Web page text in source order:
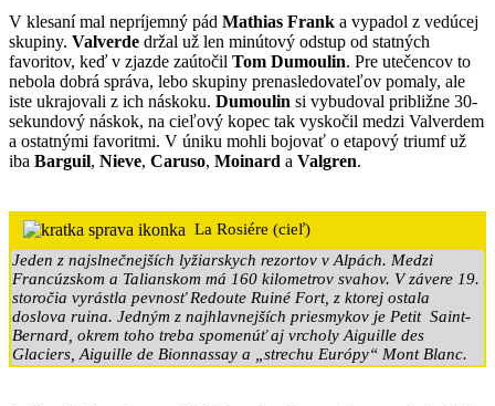
V klesaní mal nepríjemný pád Mathias Frank a vypadol z vedúcej
skupiny. Valverde držal už len minútový odstup od statných
favoritov, keď v zjazde zaútočil Tom Dumoulin. Pre utečencov to
nebola dobrá správa, lebo skupiny prenasledovateľov pomaly, ale
iste ukrajovali z ich náskoku. Dumoulin si vybudoval približne 30-
sekundový náskok, na cieľový kopec tak vyskočil medzi Valverdem
a ostatnými favoritmi. V úniku mohli bojovať o etapový triumf už
iba Barguil, Nieve, Caruso, Moinard a Valgren.
La Rosiére (cieľ)
Jeden z najslnečnejších lyžiarskych rezortov v Alpách. Medzi
Francúzskom a Talianskom má 160 kilometrov svahov. V závere 19.
storočia vyrástla pevnosť Redoute Ruiné Fort, z ktorej ostala
doslova ruina. Jedným z najhlavnejších priesmykov je Petit Saint-
Bernard, okrem toho treba spomenúť aj vrcholy Aiguille des
Glaciers, Aiguille de Bionnassay a „strechu Európy“ Mont Blanc.